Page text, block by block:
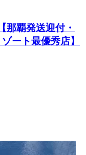
那覇発送迎付・
ート最優秀店】